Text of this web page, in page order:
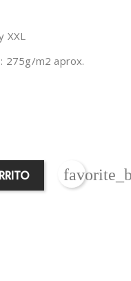
XXL
275g/m2 aprox.